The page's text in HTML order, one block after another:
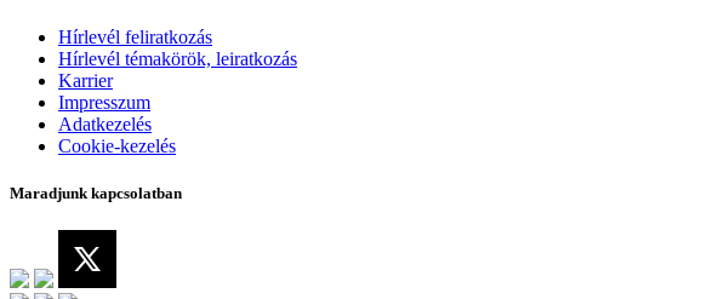
Hírlevél feliratkozás
Hírlevél témakörök, leiratkozás
Karrier
Impresszum
Adatkezelés
Cookie-kezelés
Maradjunk kapcsolatban